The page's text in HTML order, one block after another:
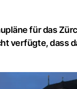
für das
verfügte, dass